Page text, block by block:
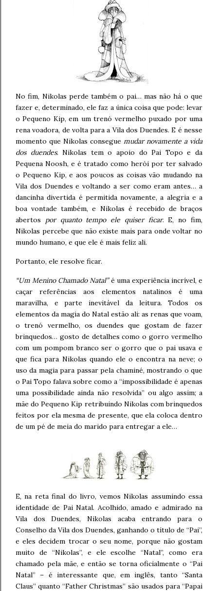
No fim, Nikolas perde também o pai… mas não há o que
fazer e, determinado, ele faz a única coisa que pode: levar
o Pequeno Kip, em um trenó vermelho puxado por uma
rena voadora, de volta para a Vila dos Duendes. E é nesse
momento que Nikolas consegue mudar novamente a vida
dos duendes. Nikolas tem o apoio do Pai Topo e da
Pequena Noosh, e é tratado como herói por ter salvado
o Pequeno Kip, e aos poucos as coisas vão mudando na
Vila dos Duendes e voltando a ser como eram antes… a
dancinha divertida é permitida novamente, a alegria e a
boa vontade também, e Nikolas é recebido de braços
abertos por quanto tempo ele quiser ficar. E, no fim,
Nikolas percebe que não existe mais para onde voltar no
mundo humano, e que ele é mais feliz ali.
Portanto, ele resolve ficar.
“Um Menino Chamado Natal”é uma experiência incrível, e
caçar referências aos elementos natalinos é uma
maravilha, e parte inevitável da leitura. Todos os
elementos da magia do Natal estão ali: as renas que voam,
o trenó vermelho, os duendes que gostam de fazer
brinquedos… gosto de detalhes como o gorro vermelho
com um pompom branco ser o gorro que o pai usava e
que fica para Nikolas quando ele o encontra na neve; o
uso da magia para passar pela chaminé, mostrando o que
o Pai Topo falava sobre como a “impossibilidade é apenas
uma possibilidade ainda não resolvida” ou algo assim; a
mãe do Pequeno Kip retribuindo Nikolas com brinquedos
feitos por ela mesma de presente, que ela coloca dentro
de um pé de meia do marido para entregar a ele…
E, na reta final do livro, vemos Nikolas assumindo essa
identidade de Pai Natal. Acolhido, amado e admirado na
Vila dos Duendes, Nikolas acaba entrando para o
Conselho da Vila dos Duendes, ganhando o título de “Pai”,
e eles decidem trocar o seu nome, porque não gostam
muito de “Nikolas”, e ele escolhe “Natal”, como era
chamado pela mãe, e então se torna oficialmente o “Pai
Natal” – é interessante que, em inglês, tanto “Santa
Claus” quanto “Father Christmas” são usados para “Papai